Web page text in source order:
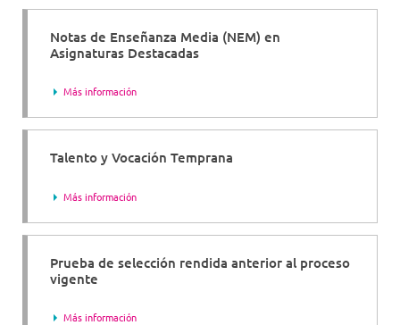
Notas de Enseñanza Media (NEM) en
Asignaturas Destacadas
Más información
Talento y Vocación Temprana
Más información
Prueba de selección rendida anterior al proceso
vigente
Más información